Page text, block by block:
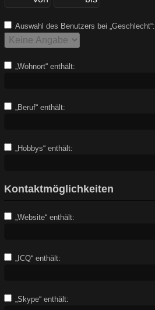
Auswahl des Benutzers bei „Geschlecht“:
„Wohnort“ enthält:
„Beruf“ enthält:
„Hobbys“ enthält:
Kontaktmöglichkeiten
„Website“ enthält:
„ICQ“ enthält:
„Skype“ enthält: